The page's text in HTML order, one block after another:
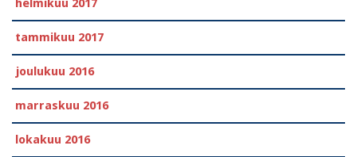
helmikuu 2017
tammikuu 2017
joulukuu 2016
marraskuu 2016
lokakuu 2016